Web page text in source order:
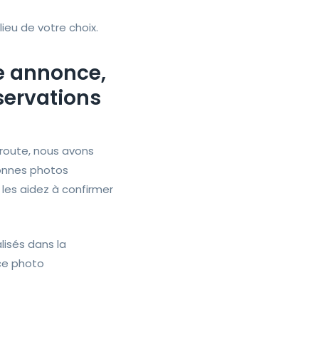
de votre choix.
annonce,
nous avons
photos
aidez à confirmer
dans la
photo